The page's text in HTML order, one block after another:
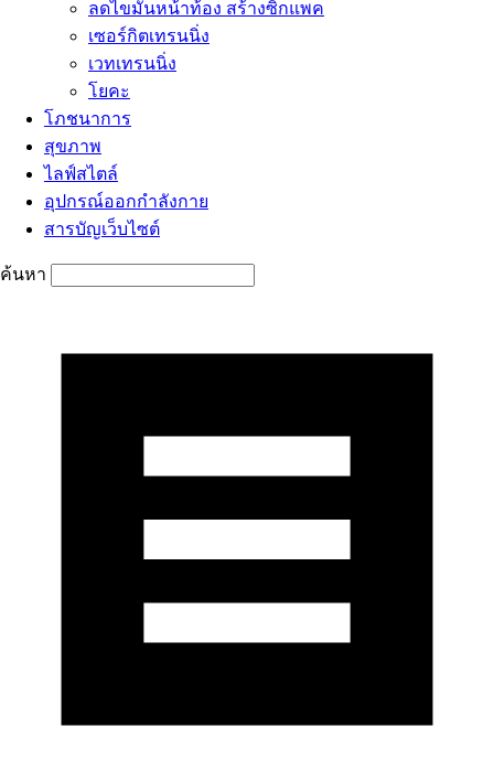
ลดไขมันหน้าท้อง สร้างซิกแพค
เซอร์กิตเทรนนิ่ง
เวทเทรนนิ่ง
โยคะ
โภชนาการ
สุขภาพ
ไลฟ์สไตล์
อุปกรณ์ออกกำลังกาย
สารบัญเว็บไซต์
ค้นหา